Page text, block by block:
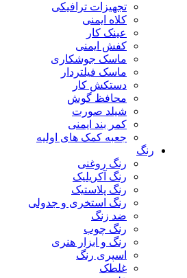
تجهیزات ترافیکی
کلاه ایمنی
عینک کار
کفش ایمنی
ماسک جوشکاری
ماسک فیلتردار
دستکش کار
محافظ گوش
شیلد صورت
کمر بند ایمنی
جعبه کمک های اولیه
رنگ
رنگ روغنی
رنگ آکریلیک
رنگ پلاستیک
رنگ استخری و جدولی
ضد زنگ
رنگ چوب
رنگ و ابزار هنری
اسپری رنگ
غلطک